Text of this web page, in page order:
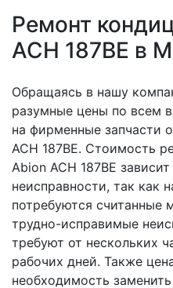
Ремонт
ACH 187BE в
Обращаясь в нашу
разумные цены по всем
на фирменные запчасти
ACH 187BE. Стоимость
Abion ACH 187BE
неисправности, так как
потребуются считанные
трудно-исправимые
требуют от нескольких
рабочих дней. Также
необходимость